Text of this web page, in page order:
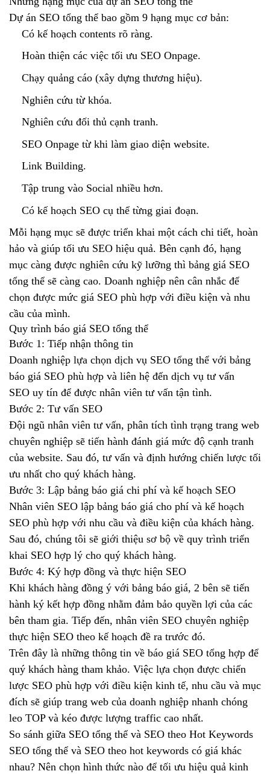
Dự án SEO tổng thể bao gồm 9 hạng mục cơ bản:
Có kế hoạch contents rõ ràng.
Hoàn thiện các việc tối ưu SEO Onpage.
Chạy quảng cáo (xây dựng thương hiệu).
Nghiên cứu từ khóa.
Nghiên cứu đối thủ cạnh tranh.
SEO Onpage từ khi làm giao diện website.
Link Building.
Tập trung vào Social nhiều hơn.
Có kế hoạch SEO cụ thể từng giai đoạn.
Mỗi hạng mục sẽ được triển khai một cách chi tiết, hoàn
hảo và giúp tối ưu SEO hiệu quả. Bên cạnh đó, hạng
mục càng được nghiên cứu kỹ lưỡng thì bảng giá SEO
tổng thể sẽ càng cao. Doanh nghiệp nên cân nhắc để
chọn được mức giá SEO phù hợp với điều kiện và nhu
cầu của mình.
Quy trình báo giá SEO tổng thể
Bước 1: Tiếp nhận thông tin
Doanh nghiệp lựa chọn dịch vụ SEO tổng thể với bảng
báo giá SEO phù hợp và liên hệ đến dịch vụ tư vấn
SEO uy tín để được nhân viên tư vấn tận tình.
Bước 2: Tư vấn SEO
Đội ngũ nhân viên tư vấn, phân tích tình trạng trang web
chuyên nghiệp sẽ tiến hành đánh giá mức độ cạnh tranh
của website. Sau đó, tư vấn và định hướng chiến lược tối
ưu nhất cho quý khách hàng.
Bước 3: Lập bảng báo giá chi phí và kế hoạch SEO
Nhân viên SEO lập bảng báo giá cho phí và kế hoạch
SEO phù hợp với nhu cầu và điều kiện của khách hàng.
Sau đó, chúng tôi sẽ giới thiệu sơ bộ về quy trình triển
khai SEO hợp lý cho quý khách hàng.
Bước 4: Ký hợp đồng và thực hiện SEO
Khi khách hàng đồng ý với bảng báo giá, 2 bên sẽ tiến
hành ký kết hợp đồng nhằm đảm bảo quyền lợi của các
bên tham gia. Tiếp đến, nhân viên SEO chuyên nghiệp
thực hiện SEO theo kế hoạch đề ra trước đó.
Trên đây là những thông tin về báo giá SEO tổng hợp để
quý khách hàng tham khảo. Việc lựa chọn được chiến
lược SEO phù hợp với điều kiện kinh tế, nhu cầu và mục
đích sẽ giúp trang web của doanh nghiệp nhanh chóng
leo TOP và kéo được lượng traffic cao nhất.
So sánh giữa SEO tổng thể và SEO theo Hot Keywords
SEO tổng thể và SEO theo hot keywords có giá khác
nhau? Nên chọn hình thức nào để tối ưu hiệu quả kinh